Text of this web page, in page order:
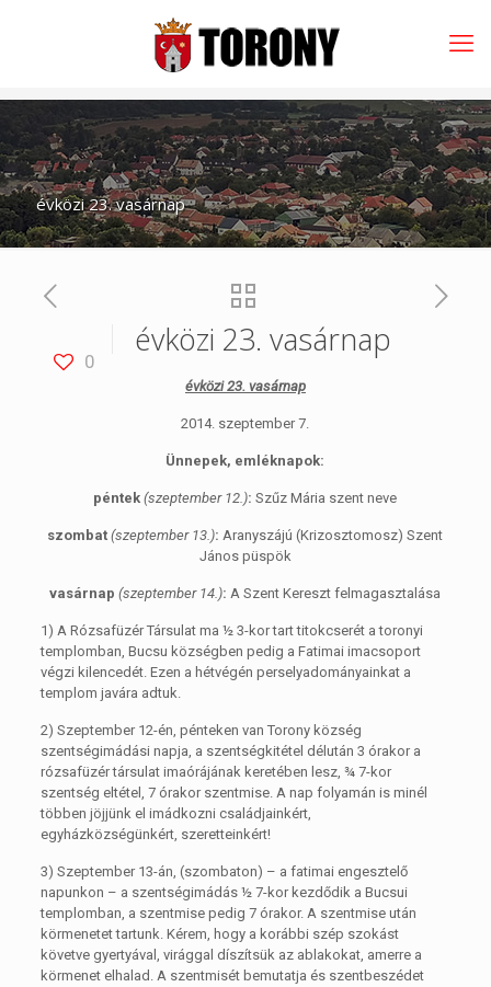
évközi 23. vasárnap
0
évközi 23. vasárnap
évközi 23. vasárnap
2014. szeptember 7.
Ünnepek, emléknapok:
péntek (szeptember 12.): Szűz Mária szent neve
szombat(szeptember 13.): Aranyszájú (Krizosztomosz) Szent
János püspök
vasárnap(szeptember 14.): A Szent Kereszt felmagasztalása
1) A Rózsafüzér Társulat ma ½ 3-kor tart titokcserét a toronyi
templomban, Bucsu községben pedig a Fatimai imacsoport
végzi kilencedét. Ezen a hétvégén perselyadományainkat a
templom javára adtuk.
2) Szeptember 12-én, pénteken van Torony község
szentségimádási napja, a szentségkitétel délután 3 órakor a
rózsafüzér társulat imaórájának keretében lesz, ¾ 7-kor
szentség eltétel, 7 órakor szentmise. A nap folyamán is minél
többen jöjjünk el imádkozni családjainkért,
egyházközségünkért, szeretteinkért!
3) Szeptember 13-án, (szombaton) – a fatimai engesztelő
napunkon – a szentségimádás ½ 7-kor kezdődik a Bucsui
templomban, a szentmise pedig 7 órakor. A szentmise után
körmenetet tartunk. Kérem, hogy a korábbi szép szokást
követve gyertyával, virággal díszítsük az ablakokat, amerre a
körmenet elhalad. A szentmisét bemutatja és szentbeszédet